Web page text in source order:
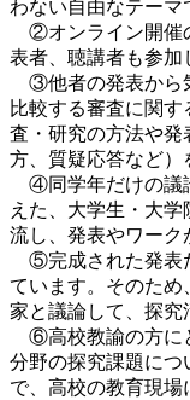
わない自由なテーマ
②オンライン開催
表者、聴講者も参加
③他者の発表から
比較する審査に関
査・研究の方法や発
方、質疑応答など）
④同学年だけの議
えた、大学生・大
流し、発表やワーク
⑤完成された発表
ています。そのため
家と議論して、探究
⑥高校教諭の方に
分野の探究課題につ
で、高校の教育現